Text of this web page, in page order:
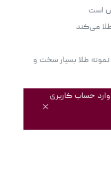
۶- حک لیزر کد طلا داخل النگو که تشخیص کالا را با نمونه طلا بسیار سخت و
حساب کاربری